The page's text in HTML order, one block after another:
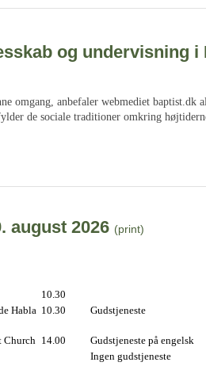
og undervisning i
omgang, anbefaler webmediet baptist.dk
de sociale traditioner omkring
august 2026 (print)
10.30
Habla 10.30 Gudstjeneste
Church 14.00
Gudstjeneste på engelsk
Ingen gudstjeneste